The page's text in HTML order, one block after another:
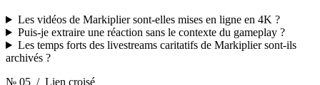
Les vidéos de Markiplier sont-elles mises en ligne en 4K ?
Puis-je extraire une réaction sans le contexte du gameplay ?
Les temps forts des livestreams caritatifs de Markiplier sont-ils
archivés ?
№ 05 / Lien croisé